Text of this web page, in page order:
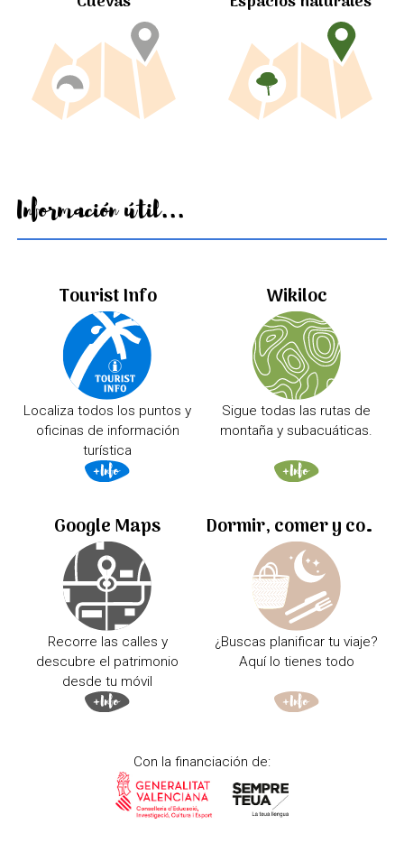
Información útil...
Tourist Info
Localiza todos los puntos y
oficinas de información
turística
Wikiloc
Sigue todas las rutas de
montaña y subacuáticas.
Google Maps
Recorre las calles y
descubre el patrimonio
desde tu móvil
Dormir, comer y comprar
¿Buscas planificar tu viaje?
Aquí lo tienes todo
Con la financiación de: